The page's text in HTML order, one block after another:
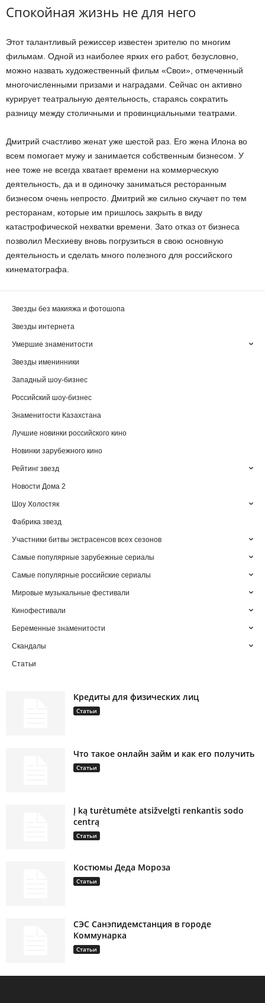
Спокойная жизнь не для него
Этот талантливый режиссер известен зрителю по многим
фильмам. Одной из наиболее ярких его работ, безусловно,
можно назвать художественный фильм «Свои», отмеченный
многочисленными призами и наградами. Сейчас он активно
курирует театральную деятельность, стараясь сократить
разницу между столичными и провинциальными театрами.
Дмитрий счастливо женат уже шестой раз. Его жена Илона во
всем помогает мужу и занимается собственным бизнесом. У
нее тоже не всегда хватает времени на коммерческую
деятельность, да и в одиночку заниматься ресторанным
бизнесом очень непросто. Дмитрий же сильно скучает по тем
ресторанам, которые им пришлось закрыть в виду
катастрофической нехватки времени. Зато отказ от бизнеса
позволил Месхиеву вновь погрузиться в свою основную
деятельность и сделать много полезного для российского
кинематографа.
Звезды без макияжа и фотошопа
Звезды интернета
Умершие знаменитости
Звезды именинники
Западный шоу-бизнес
Российский шоу-бизнес
Знаменитости Казахстана
Лучшие новинки российского кино
Новинки зарубежного кино
Рейтинг звезд
Новости Дома 2
Шоу Холостяк
Фабрика звезд
Участники битвы экстрасенсов всех сезонов
Самые популярные зарубежные сериалы
Самые популярные российские сериалы
Мировые музыкальные фестивали
Кинофестивали
Беременные знаменитости
Скандалы
Статьи
Кредиты для физических лиц
Статьи
Что такое онлайн займ и как его получить
Статьи
Į ką turėtumėte atsižvelgti renkantis sodo
centrą
Статьи
Костюмы Деда Мороза
Статьи
СЭС Санэпидемстанция в городе
Коммунарка
Статьи